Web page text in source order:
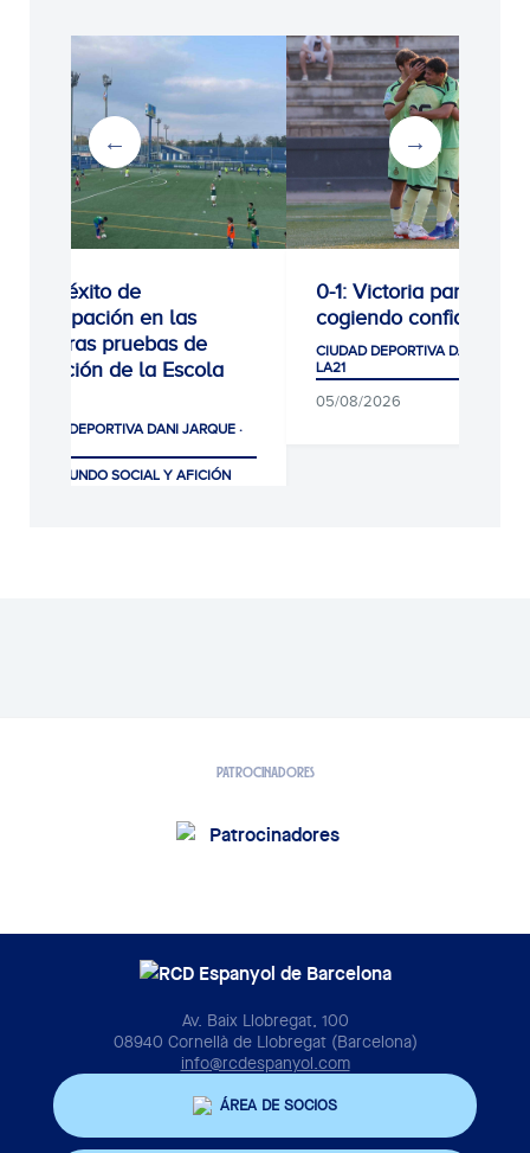
Gran éxito de
participación en las
primeras pruebas de
selección de la Escola
CIUDAD DEPORTIVA DANI JARQUE ·
CLUB, MUNDO SOCIAL Y AFICIÓN
0-1: Victoria para
cogiendo confianza
CIUDAD DEPORTIVA DANI
LA21
05/08/2026
PATROCINADORES
Av. Baix Llobregat, 100
08940 Cornellà de Llobregat (Barcelona)
info@rcdespanyol.com
ÁREA DE SOCIOS